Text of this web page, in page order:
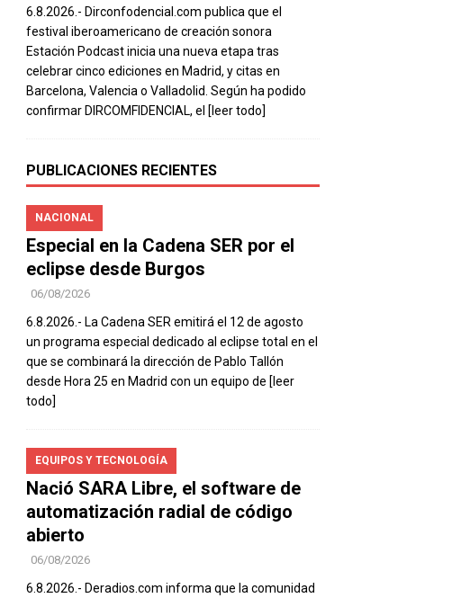
6.8.2026.- Dirconfodencial.com publica que el
festival iberoamericano de creación sonora
Estación Podcast inicia una nueva etapa tras
celebrar cinco ediciones en Madrid, y citas en
Barcelona, Valencia o Valladolid. Según ha podido
confirmar DIRCOMFIDENCIAL, el [leer todo]
PUBLICACIONES RECIENTES
NACIONAL
Especial en la Cadena SER por el
eclipse desde Burgos
06/08/2026
6.8.2026.- La Cadena SER emitirá el 12 de agosto
un programa especial dedicado al eclipse total en el
que se combinará la dirección de Pablo Tallón
desde Hora 25 en Madrid con un equipo de [leer
todo]
EQUIPOS Y TECNOLOGÍA
Nació SARA Libre, el software de
automatización radial de código
abierto
06/08/2026
6.8.2026.- Deradios.com informa que la comunidad